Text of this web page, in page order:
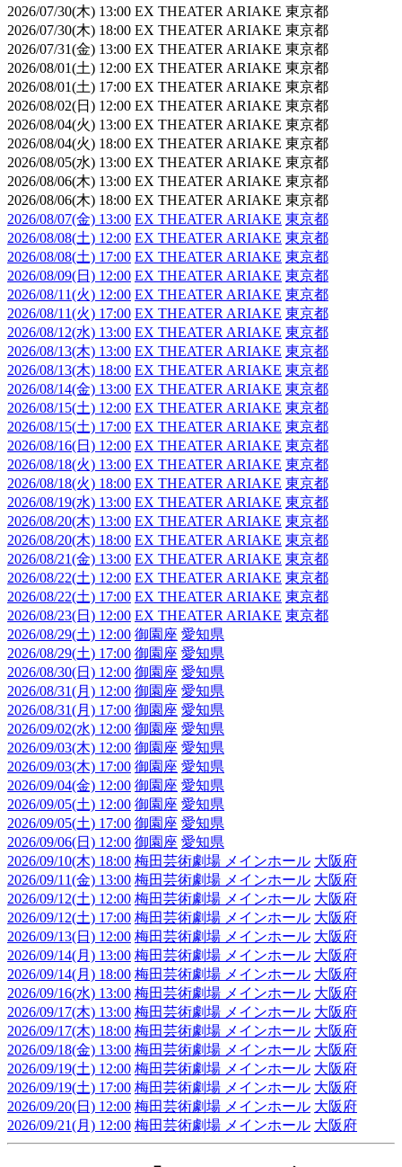
2026/07/30(木) 13:00 EX THEATER ARIAKE 東京都
2026/07/30(木) 18:00 EX THEATER ARIAKE 東京都
2026/07/31(金) 13:00 EX THEATER ARIAKE 東京都
2026/08/01(土) 12:00 EX THEATER ARIAKE 東京都
2026/08/01(土) 17:00 EX THEATER ARIAKE 東京都
2026/08/02(日) 12:00 EX THEATER ARIAKE 東京都
2026/08/04(火) 13:00 EX THEATER ARIAKE 東京都
2026/08/04(火) 18:00 EX THEATER ARIAKE 東京都
2026/08/05(水) 13:00 EX THEATER ARIAKE 東京都
2026/08/06(木) 13:00 EX THEATER ARIAKE 東京都
2026/08/06(木) 18:00 EX THEATER ARIAKE 東京都
2026/08/07(金) 13:00 EX THEATER ARIAKE 東京都
2026/08/08(土) 12:00 EX THEATER ARIAKE 東京都
2026/08/08(土) 17:00 EX THEATER ARIAKE 東京都
2026/08/09(日) 12:00 EX THEATER ARIAKE 東京都
2026/08/11(火) 12:00 EX THEATER ARIAKE 東京都
2026/08/11(火) 17:00 EX THEATER ARIAKE 東京都
2026/08/12(水) 13:00 EX THEATER ARIAKE 東京都
2026/08/13(木) 13:00 EX THEATER ARIAKE 東京都
2026/08/13(木) 18:00 EX THEATER ARIAKE 東京都
2026/08/14(金) 13:00 EX THEATER ARIAKE 東京都
2026/08/15(土) 12:00 EX THEATER ARIAKE 東京都
2026/08/15(土) 17:00 EX THEATER ARIAKE 東京都
2026/08/16(日) 12:00 EX THEATER ARIAKE 東京都
2026/08/18(火) 13:00 EX THEATER ARIAKE 東京都
2026/08/18(火) 18:00 EX THEATER ARIAKE 東京都
2026/08/19(水) 13:00 EX THEATER ARIAKE 東京都
2026/08/20(木) 13:00 EX THEATER ARIAKE 東京都
2026/08/20(木) 18:00 EX THEATER ARIAKE 東京都
2026/08/21(金) 13:00 EX THEATER ARIAKE 東京都
2026/08/22(土) 12:00 EX THEATER ARIAKE 東京都
2026/08/22(土) 17:00 EX THEATER ARIAKE 東京都
2026/08/23(日) 12:00 EX THEATER ARIAKE 東京都
2026/08/29(土) 12:00 御園座 愛知県
2026/08/29(土) 17:00 御園座 愛知県
2026/08/30(日) 12:00 御園座 愛知県
2026/08/31(月) 12:00 御園座 愛知県
2026/08/31(月) 17:00 御園座 愛知県
2026/09/02(水) 12:00 御園座 愛知県
2026/09/03(木) 12:00 御園座 愛知県
2026/09/03(木) 17:00 御園座 愛知県
2026/09/04(金) 12:00 御園座 愛知県
2026/09/05(土) 12:00 御園座 愛知県
2026/09/05(土) 17:00 御園座 愛知県
2026/09/06(日) 12:00 御園座 愛知県
2026/09/10(木) 18:00 梅田芸術劇場 メインホール 大阪府
2026/09/11(金) 13:00 梅田芸術劇場 メインホール 大阪府
2026/09/12(土) 12:00 梅田芸術劇場 メインホール 大阪府
2026/09/12(土) 17:00 梅田芸術劇場 メインホール 大阪府
2026/09/13(日) 12:00 梅田芸術劇場 メインホール 大阪府
2026/09/14(月) 13:00 梅田芸術劇場 メインホール 大阪府
2026/09/14(月) 18:00 梅田芸術劇場 メインホール 大阪府
2026/09/16(水) 13:00 梅田芸術劇場 メインホール 大阪府
2026/09/17(木) 13:00 梅田芸術劇場 メインホール 大阪府
2026/09/17(木) 18:00 梅田芸術劇場 メインホール 大阪府
2026/09/18(金) 13:00 梅田芸術劇場 メインホール 大阪府
2026/09/19(土) 12:00 梅田芸術劇場 メインホール 大阪府
2026/09/19(土) 17:00 梅田芸術劇場 メインホール 大阪府
2026/09/20(日) 12:00 梅田芸術劇場 メインホール 大阪府
2026/09/21(月) 12:00 梅田芸術劇場 メインホール 大阪府